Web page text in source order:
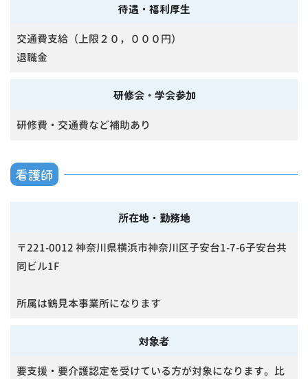
待遇・福利厚生
交通費支給（上限２０，０００円）
退職金
研修会・学会参加
研修費・交通費など補助あり
看護師
所在地・勤務地
〒221-0012 神奈川県横浜市神奈川区子安台1-7-6子安台共
同ビル1F
所属は鶴見本事業所になります
対象者
要支援・要介護認定を受けている方が対象になります。比